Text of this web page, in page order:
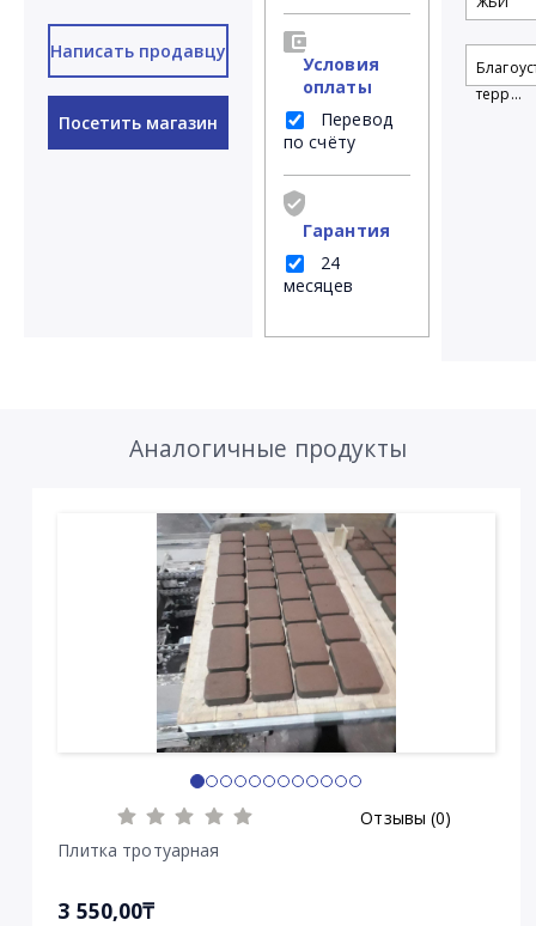
Написать продавцу
Посетить магазин
Условия
оплаты
Перевод
по счёту
Гарантия
24
месяцев
терр...
Аналогичные продукты
Отзывы (0)
Плитка тротуарная
3 550,00₸